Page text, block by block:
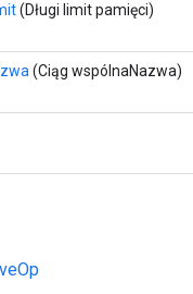
(Długi limit pamięci)
(Ciąg wspólnaNazwa)